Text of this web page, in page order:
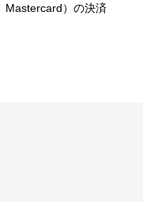
Mastercard）の決済